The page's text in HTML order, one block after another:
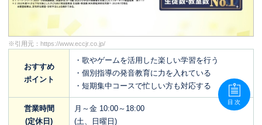
※引用元： https://www.eccjr.co.jp/
おすすめ
ポイント
・歌やゲームを活用した楽しい学習を行う
・個別指導の発音教育に力を入れている
・短期集中コースで忙しい方も対応する
営業時間
(定休日)
月～金 10:00～18:00
(土、日曜日)
目次